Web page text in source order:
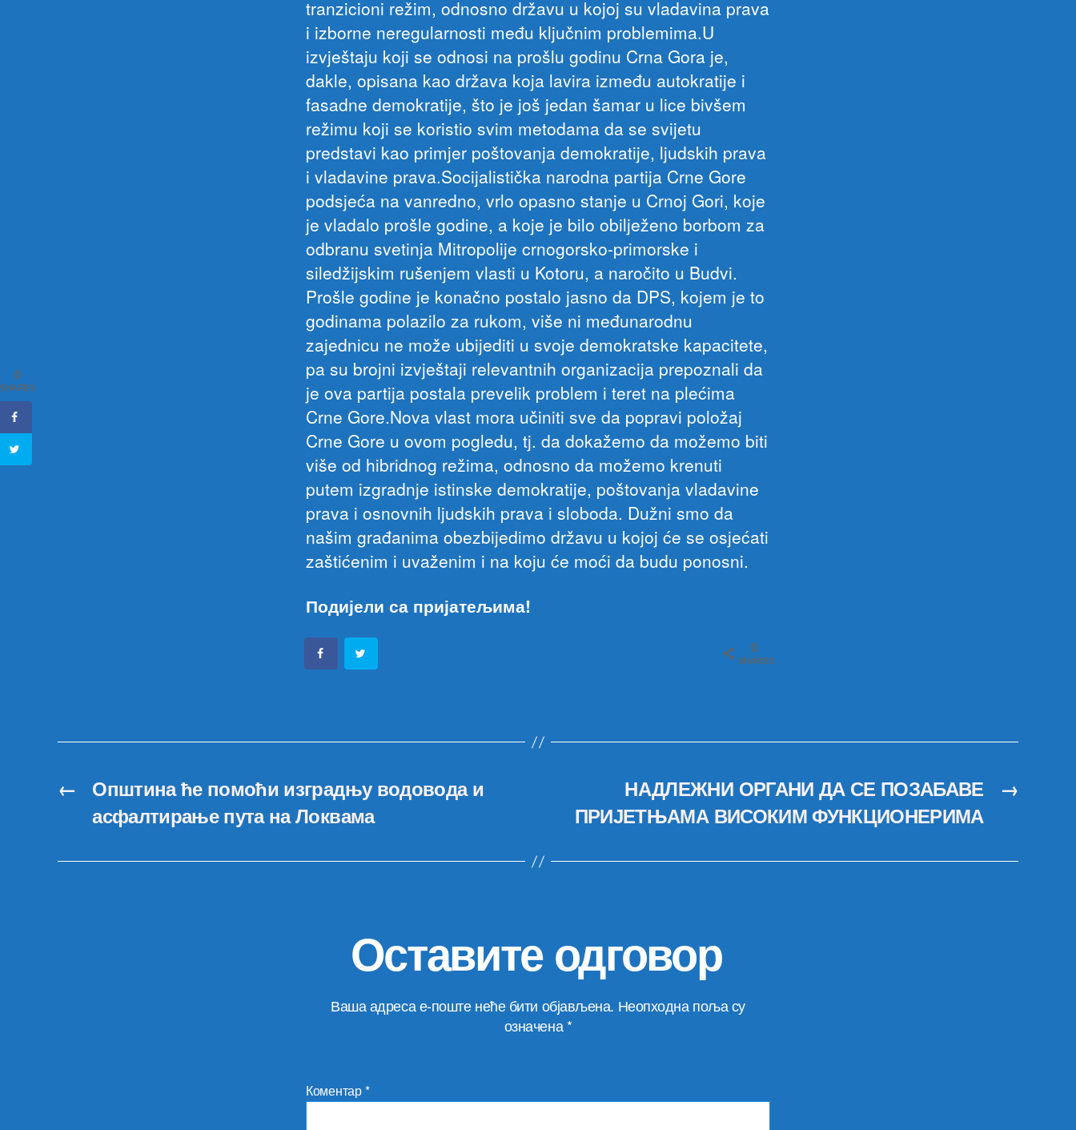
tranzicioni režim, odnosno državu u kojoj su vladavina prava
i izborne neregularnosti među ključnim problemima.U
izvještaju koji se odnosi na prošlu godinu Crna Gora je,
dakle, opisana kao država koja lavira između autokratije i
fasadne demokratije, što je još jedan šamar u lice bivšem
režimu koji se koristio svim metodama da se svijetu
predstavi kao primjer poštovanja demokratije, ljudskih prava
i vladavine prava.Socijalistička narodna partija Crne Gore
podsjeća na vanredno, vrlo opasno stanje u Crnoj Gori, koje
je vladalo prošle godine, a koje je bilo obilježeno borbom za
odbranu svetinja Mitropolije crnogorsko-primorske i
siledžijskim rušenjem vlasti u Kotoru, a naročito u Budvi.
Prošle godine je konačno postalo jasno da DPS, kojem je to
godinama polazilo za rukom, više ni međunarodnu
zajednicu ne može ubijediti u svoje demokratske kapacitete,
pa su brojni izvještaji relevantnih organizacija prepoznali da
je ova partija postala prevelik problem i teret na plećima
Crne Gore.Nova vlast mora učiniti sve da popravi položaj
Crne Gore u ovom pogledu, tj. da dokažemo da možemo biti
više od hibridnog režima, odnosno da možemo krenuti
putem izgradnje istinske demokratije, poštovanja vladavine
prava i osnovnih ljudskih prava i sloboda. Dužni smo da
našim građanima obezbijedimo državu u kojoj će se osjećati
zaštićenim i uvaženim i na koju će moći da budu ponosni.
Подијели са пријатељима!
0
SHARES
←
Општина ће помоћи изградњу водовода и
асфалтирање пута на Локвама
→
НАДЛЕЖНИ ОРГАНИ ДА СЕ ПОЗАБАВЕ
ПРИЈЕТЊАМА ВИСОКИМ ФУНКЦИОНЕРИМА
Оставите одговор
Ваша адреса е-поште неће бити објављена. Неопходна поља су
означена *
Коментар*
0
SHARES